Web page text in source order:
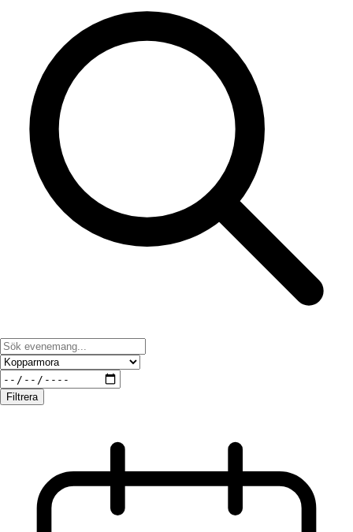
Filtrera